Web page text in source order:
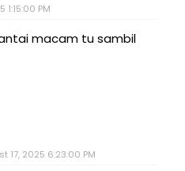
1:15:00 PM
macam tu sambil
17, 2025 6:23:00 PM